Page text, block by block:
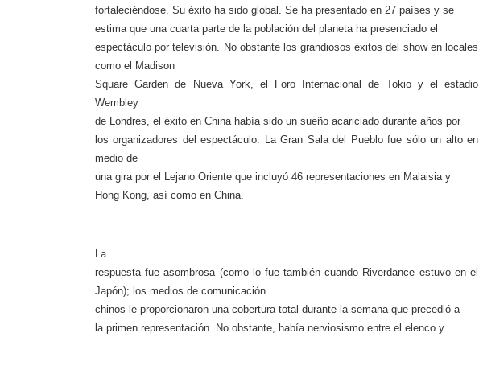
fortaleciéndose. Su éxito ha sido global. Se ha presentado en 27 países y se
estima que una cuarta parte de la población del planeta ha presenciado el
espectáculo por televisión. No obstante los grandiosos éxitos del show en locales
como el Madison
Square Garden de Nueva York, el Foro Internacional de Tokio y el estadio
Wembley
de Londres, el éxito en China había sido un sueño acariciado durante años por
los organizadores del espectáculo. La Gran Saladel Pueblo fue sólo un alto en
medio de
una gira por el Lejano Oriente que incluyó 46 representaciones en Malaisia y
Hong Kong, así como en China.
La
respuesta fue asombrosa (como lo fue también cuando Riverdance estuvo en el
Japón); los medios de comunicación
chinos le proporciona­ron una cobertura total durante la semana que precedió a
la primen representación. No obstante, había nerviosismo entre el elenco y